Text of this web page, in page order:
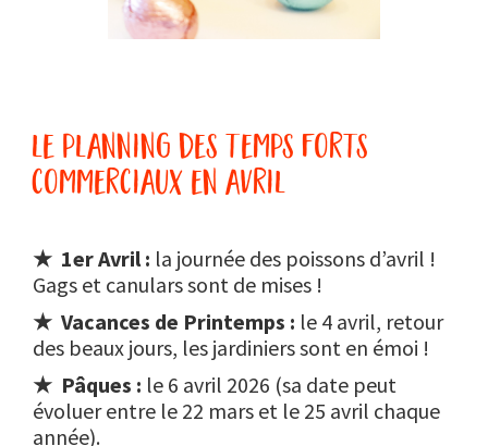
le planning des temps forts
commerciaux en avril
★ 1er Avril : la journée des poissons d’avril !
Gags et canulars sont de mises !
★ Vacances de Printemps : le 4 avril, retour
des beaux jours, les jardiniers sont en émoi !
★ Pâques : le 6 avril 2026 (sa date peut
évoluer entre le 22 mars et le 25 avril chaque
année).